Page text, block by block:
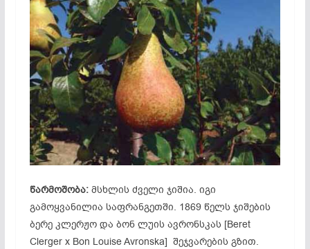
წარმოშობა:მსხლის ძველი ჯიშია. იგი
გამოყვანილია საფრანგეთში. 1869 წელს ჯიშების
ბერე კლერჟო და ბონ ლუის ავრონსკას [Beret
Clerger x Bon Louise Avronska] შეჯვარების გზით.